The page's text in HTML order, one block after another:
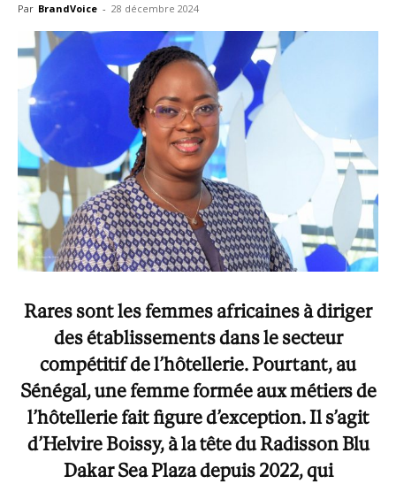
Par BrandVoice - 28 décembre 2024
Rares sont les femmes africaines à diriger
des établissements dans le secteur
compétitif de l’hôtellerie. Pourtant, au
Sénégal, une femme formée aux métiers de
l’hôtellerie fait figure d’exception. Il s’agit
d’Helvire Boissy, à la tête du Radisson Blu
Dakar Sea Plaza depuis 2022, qui